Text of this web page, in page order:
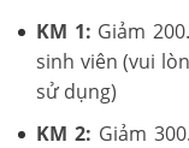
KM 1: Giảm
sinh viên (vui
sử dụng)
KM 2: Giảm